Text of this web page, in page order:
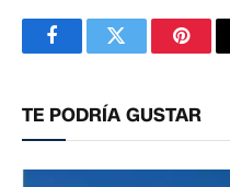
FacebookTwitter
TE PODRÍA GUSTAR